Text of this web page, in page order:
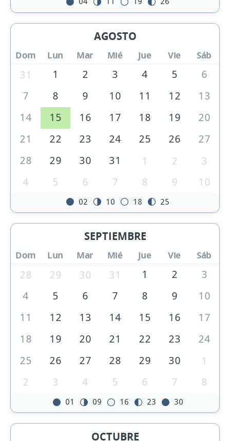
AGOSTO
Dom Lun Mar Mié Jue Vie Sáb
31 1 2 3 4 5
6
7
8 9 10 11 12
13
14
15 16 17 18 19
20
21
22 23 24 25 26
27
28
29 30 31 1 2
3
4
5 6 7 8 9 10
02 10 18 25
SEPTIEMBRE
Dom Lun Mar Mié Jue Vie Sáb
28 29 30 31 1 2
3
4
5 6 7 8 9
10
11
12 13 14 15 16
17
18
19 20 21 22 23
24
25
26 27 28 29 30
1
2
3 4 5 6 7 8
01 09 16 23 30
OCTUBRE